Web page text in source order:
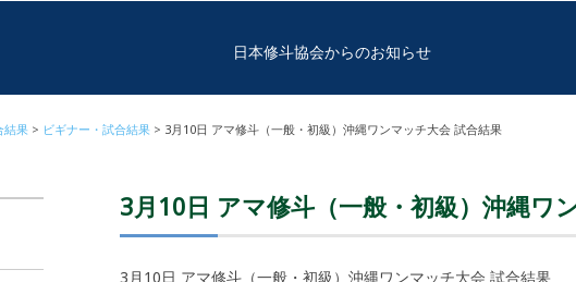
日本修斗協会からのお知らせ
結果 ビギナー・試合結果 3月10日 アマ修斗（一般・初級）沖縄ワンマッチ大会 試合結果
3月10日 アマ修斗（一般・初級）沖縄ワ
3月10日 アマ修斗（一般・初級）沖縄ワンマッチ大会 試合結果